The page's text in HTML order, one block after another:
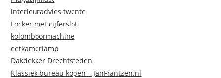
interieuradvies twente
Locker met cijferslot
kolomboormachine
eetkamerlamp
Dakdekker Drechtsteden
Klassiek bureau kopen – JanFrantzen.nl